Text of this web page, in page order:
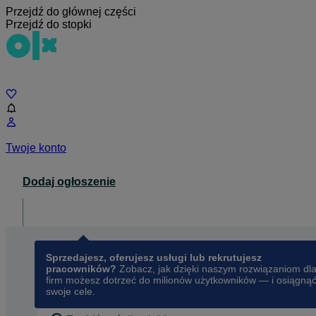
Przejdź do głównej części
Przejdź do stopki
Twoje konto
Dodaj ogłoszenie
Sprzedajesz, oferujesz usługi lub rekrutujesz
pracowników? Zobacz, jak dzięki naszym rozwiązaniom dla
firm możesz dotrzeć do milionów użytkowników — i osiągnąć
swoje cele.